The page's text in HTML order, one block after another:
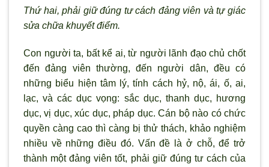
Thứ hai, phải giữ đúng tư cách đảng viên và tự giác
sửa chữa khuyết điểm.
Con người ta, bất kể ai, từ người lãnh đạo chủ chốt
đến đảng viên thường, đến người dân, đều có
những biểu hiện tâm lý, tính cách hỷ, nộ, ái, ố, ai,
lạc, và các dục vọng: sắc dục, thanh dục, hương
dục, vị dục, xúc dục, pháp dục. Cán bộ nào có chức
quyền càng cao thì càng bị thử thách, khảo nghiệm
nhiều về những điều đó. Vấn đề là ở chỗ, để trở
thành một đảng viên tốt, phải giữ đúng tư cách của